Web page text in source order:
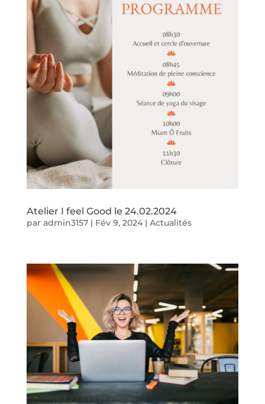
Atelier I feel Good le 24.02.2024
par admin3157| Fév 9, 2024| Actualités